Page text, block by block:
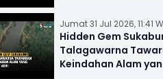
Jumat 31 Jul 2026, 11:41
Hidden Gem
Talagawarna
Keindahan Alam